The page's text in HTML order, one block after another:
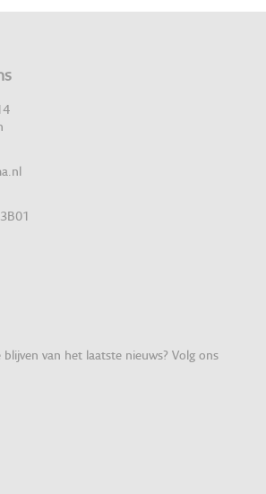
van het laatste nieuws? Volg ons